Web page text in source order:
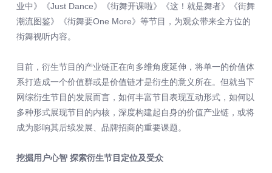
业中》《Just Dance》《街舞开课啦》《这！就是舞者》《街舞
潮流图鉴》《街舞要One More》等节目，为观众带来全方位的
街舞视听内容。
目前，衍生节目的产业链正在向多维角度延伸，将单一的价值体
系打造成一个价值群或是价值链才是衍生的意义所在。但就当下
网综衍生节目的发展而言，如何丰富节目表现互动形式，如何以
多种形式展现节目的内核，深度构建起自身的价值产业链，或将
成为影响其后续发展、品牌招商的重要课题。
挖掘用户心智 探索衍生节目定位及受众